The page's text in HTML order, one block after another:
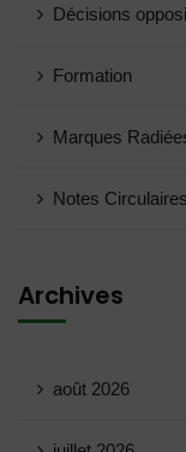
Décisions
Formation
Marques
Notes Circulaires
Archives
août 2026